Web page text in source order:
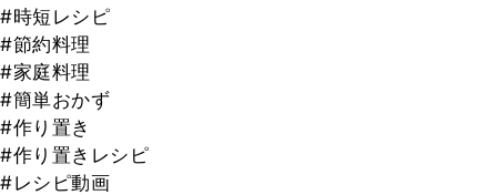
#時短レシピ
#節約料理
#家庭料理
#簡単おかず
#作り置き
#作り置きレシピ
#レシピ動画